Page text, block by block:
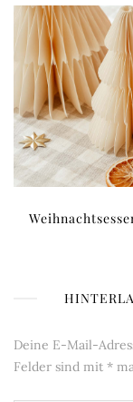
Deine E-Mail-
Felder sind mit *